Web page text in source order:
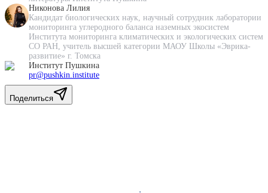
Никонова Лилия
Кандидат биологических наук, научный сотрудник лаборатории
мониторинга углеродного баланса наземных экосистем
Института мониторинга климатических и экологических систем
СО РАН, учитель высшей категории МАОУ Школы «Эврика-
развитие» г. Томска
Институт Пушкина
pr@pushkin.institute
Поделиться